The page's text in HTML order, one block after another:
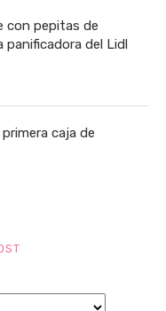
con pepitas de
panificadora del Lidl
caja de